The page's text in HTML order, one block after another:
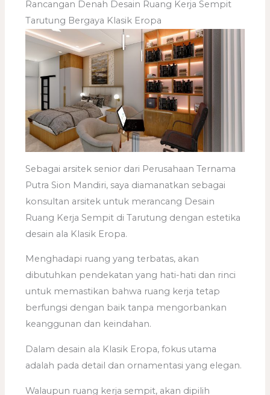
Rancangan Denah Desain Ruang Kerja Sempit
Tarutung Bergaya Klasik Eropa
Sebagai arsitek senior dari Perusahaan Ternama
Putra Sion Mandiri, saya diamanatkan sebagai
konsultan arsitek untuk merancang Desain
Ruang Kerja Sempit di Tarutung dengan estetika
desain ala Klasik Eropa.
Menghadapi ruang yang terbatas, akan
dibutuhkan pendekatan yang hati-hati dan rinci
untuk memastikan bahwa ruang kerja tetap
berfungsi dengan baik tanpa mengorbankan
keanggunan dan keindahan.
Dalam desain ala Klasik Eropa, fokus utama
adalah pada detail dan ornamentasi yang elegan.
Walaupun ruang kerja sempit, akan dipilih